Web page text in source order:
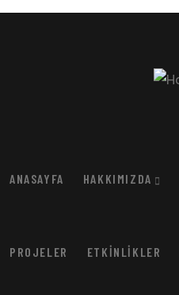
ANASAYFA HAKKIMIZDA
PROJELER ETKINLIKLER